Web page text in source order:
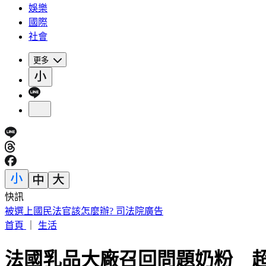
娛樂
國際
社會
更多
快訊
IU無預警召喚前男友 韓網替「她」心疼：很不舒服
首頁
生活
法國乳品大廠召回問題奶粉